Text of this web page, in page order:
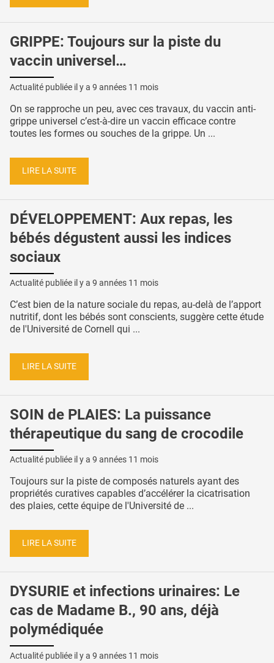
GRIPPE: Toujours sur la piste du
vaccin universel…
Actualité publiée il y a 9 années 11 mois
On se rapproche un peu, avec ces travaux, du vaccin anti-
grippe universel c’est-à-dire un vaccin efficace contre
toutes les formes ou souches de la grippe. Un ...
LIRE LA SUITE
DÉVELOPPEMENT: Aux repas, les
bébés dégustent aussi les indices
sociaux
Actualité publiée il y a 9 années 11 mois
C’est bien de la nature sociale du repas, au-delà de l’apport
nutritif, dont les bébés sont conscients, suggère cette étude
de l'Université de Cornell qui ...
LIRE LA SUITE
SOIN de PLAIES: La puissance
thérapeutique du sang de crocodile
Actualité publiée il y a 9 années 11 mois
Toujours sur la piste de composés naturels ayant des
propriétés curatives capables d’accélérer la cicatrisation
des plaies, cette équipe de l'Université de ...
LIRE LA SUITE
DYSURIE et infections urinaires: Le
cas de Madame B., 90 ans, déjà
polymédiquée
Actualité publiée il y a 9 années 11 mois